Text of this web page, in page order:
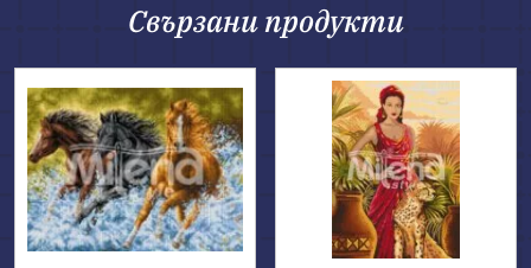
Свързани продукти